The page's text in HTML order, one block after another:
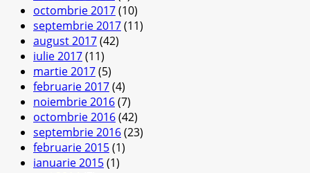
octombrie 2017(10)
septembrie 2017(11)
august 2017(42)
iulie 2017(11)
martie 2017(5)
februarie 2017(4)
noiembrie 2016(7)
octombrie 2016(42)
septembrie 2016(23)
februarie 2015(1)
ianuarie 2015(1)